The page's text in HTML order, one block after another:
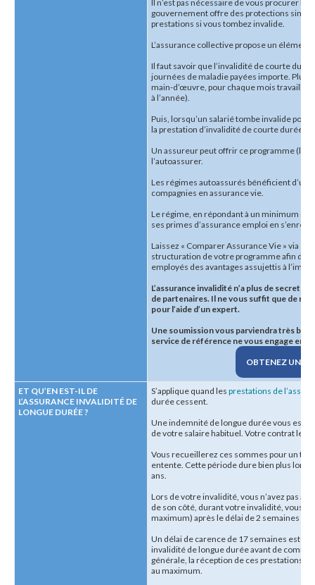
Il n’est pas nécessaire de vous procurer
gouvernement offre des protections
prestations si vous tombez invalide.
L’assurance collective propose un
Il faut savoir que l’invalidité de courte
journées de maladie payées importe.
main-d’œuvre, pour chaque mois travaillé,
à l’année).
Puis, lorsqu’un salarié tombe invalide pour
la prestation d’invalidité de courte durée
Un assureur peut offrir ce programme
l’autoassurer.
Les régimes autoassurés bénéficient d’un
compagnies en assurance vie.
Le régime, en répondant à un minimum
ses primes d’assurance emploi en
Laissez « Comparer Assurance Vie » via
structuration de votre programme afin de
employés des avantages assujettis à
L’assurance invalidité n’a plus de
de partenaires. Il ne vous suffit que de
pour l’aide d’un expert.
Une soumission vous parviendra très
service de référence ne vous engage en
OBTENEZ UNE
ET QU’EN EST-IL DE
L’ASSURANCE INVALIDITÉ DE
LONGUE DURÉE ?
S’applique quand les prestations de
durée cessent.
Une indemnité de longue durée vous est
de votre salaire habituel. Votre contrat le
Vous recueillerez ces sommes pour un
entente. Cette période dure bien plus
ans.
Lors de votre invalidité, vous n’avez pas à
de son côté, durant votre invalidité, vous
maximum) après le délai de 2 semaines
Un délai de carence de 17 semaines est
invalidité de longue durée avant de
générale, la réception de ces prestations
au maximum.